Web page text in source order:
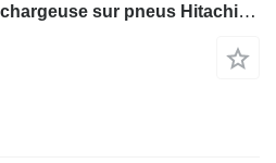
Vérin hydraulique pour chargeuse sur pneus Hitachi ZW180